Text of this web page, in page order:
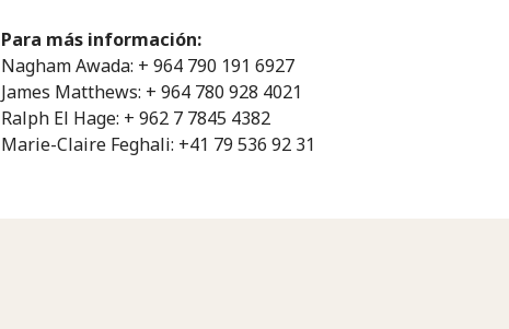
Para más información:
Nagham Awada: + 964 790 191 6927
James Matthews: + 964 780 928 4021
Ralph El Hage: + 962 7 7845 4382
Marie-Claire Feghali: +41 79 536 92 31